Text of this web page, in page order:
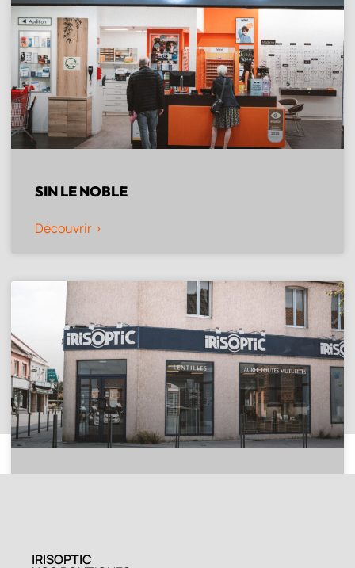
SIN LE NOBLE
Découvrir >
IRISOPTIC